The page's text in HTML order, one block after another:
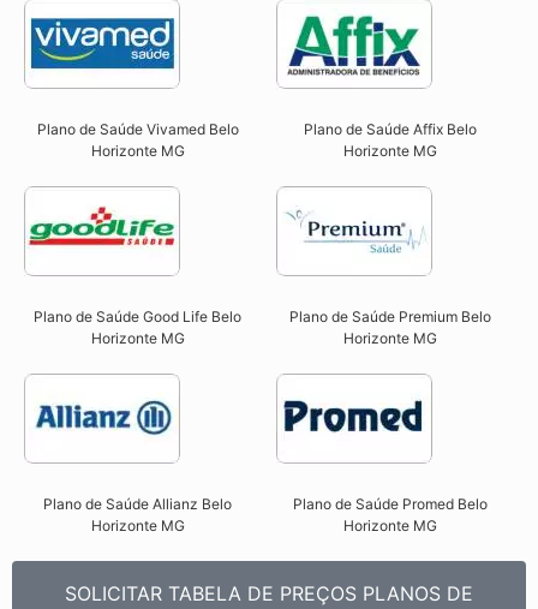
Plano de Saúde Vivamed Belo
Horizonte MG​
Plano de Saúde Affix Belo
Horizonte MG​
Plano de Saúde Good Life Belo
Horizonte MG
Plano de Saúde Premium Belo
Horizonte MG​
Plano de Saúde Allianz Belo
Horizonte MG​
Plano de Saúde Promed Belo
Horizonte MG​
SOLICITAR TABELA DE PREÇOS PLANOS DE